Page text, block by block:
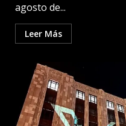
agosto de...
Leer Más